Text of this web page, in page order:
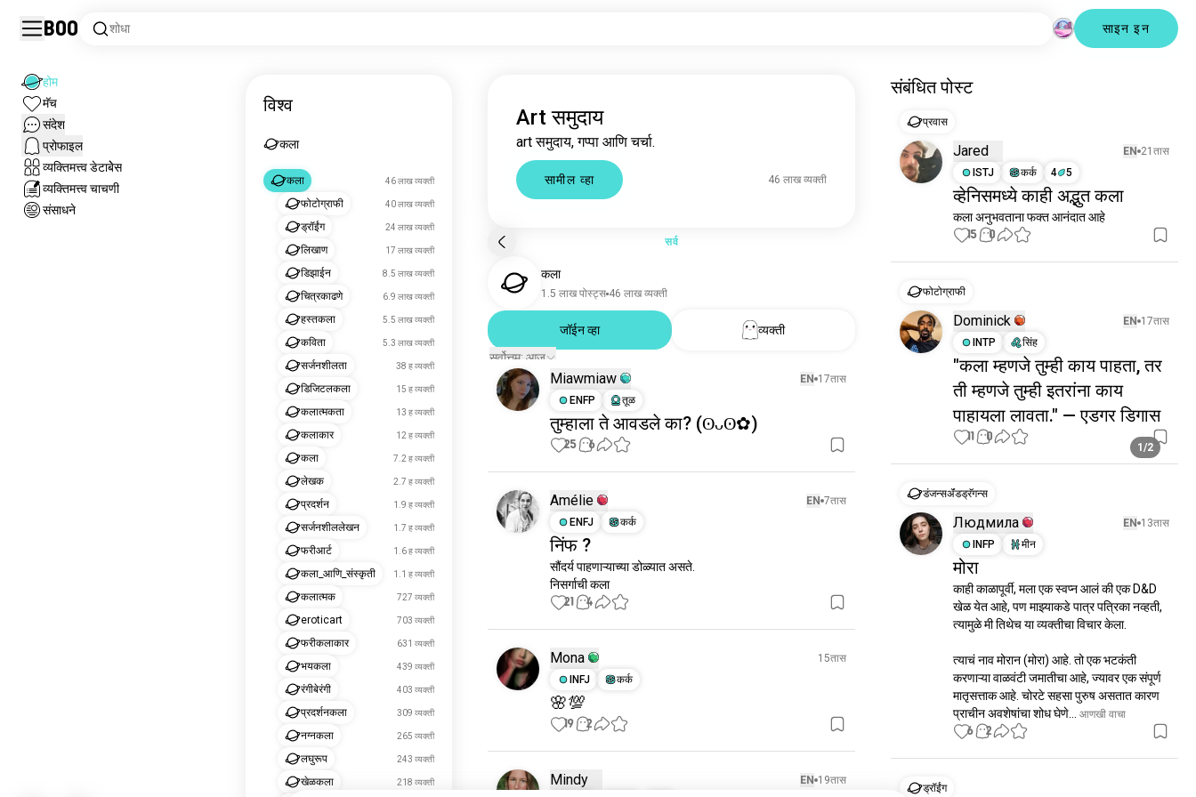
Boo शोधा साइन इन
होम
मॅच
संदेश
प्रोफाइल
व्यक्तिमत्त्व डेटाबेेस
व्यक्तिमत्त्व चाचणी
संसाधने
विश्व
कला
कला 46 लाख व्यक्ती
फोटोग्राफी 40 लाख व्यक्ती
ड्रॉईंग 24 लाख व्यक्ती
लिखाण 17 लाख व्यक्ती
डिझाईन 8.5 लाख व्यक्ती
चित्रकाढणे 6.9 लाख व्यक्ती
हस्तकला 5.5 लाख व्यक्ती
कविता 5.3 लाख व्यक्ती
सर्जनशीलता 38 ह व्यक्ती
डिजिटलकला 15 ह व्यक्ती
कलात्मकता 13 ह व्यक्ती
कलाकार 12 ह व्यक्ती
कला 7.2 ह व्यक्ती
लेखक 2.7 ह व्यक्ती
प्रदर्शन 1.9 ह व्यक्ती
सर्जनशीललेखन 1.7 ह व्यक्ती
फरीआर्ट 1.6 ह व्यक्ती
कला_आणि_संस्कृती 1.1 ह व्यक्ती
कलात्मक 727 व्यक्ती
eroticart 703 व्यक्ती
फरीकलाकार 631 व्यक्ती
भयकला 439 व्यक्ती
रंगीबेरंगी 403 व्यक्ती
प्रदर्शनकला 309 व्यक्ती
नग्नकला 265 व्यक्ती
लघुरूप 243 व्यक्ती
खेळकला 218 व्यक्ती
Art समुदाय
art समुदाय, गप्पा आणि चर्चा.
सामील व्हा 46 लाख व्यक्ती
सर्व
कला
1.5 लाख पोस्ट्स 46 लाख व्यक्ती
जॉईन व्हा
व्यक्ती
सर्वोत्तम: आज
Miawmiaw EN 17तास
ENFP
तूळ
तुम्हाला ते आवडले का? (ʘᴗʘ✿)
25 6
Amélie EN 7तास
ENFJ
कर्क
निंफ ?
सौंदर्य पाहणाऱ्याच्या डोळ्यात असते.
निसर्गाची कला
21 4
Mona
15तास
INFJ
कर्क
🌸💯
19 2
Mindy EN 19तास
संबंधित पोस्ट
प्रवास
Jared EN 21तास
ISTJ
कर्क 4 5
व्हेनिसमध्ये काही अद्भुत कला
कला अनुभवताना फक्त आनंदात आहे
15 0
फोटोग्राफी
Dominick EN 17तास
INTP
सिंह
"कला म्हणजे तुम्ही काय पाहता, तर
ती म्हणजे तुम्ही इतरांना काय
पाहायला लावता." — एडगर डिगास
1/2
11 0
डंजन्सॲंडड्रॅगन्स
Людмила EN 13तास
INFP
मीन
मोरा
काही काळापूर्वी, मला एक स्वप्न आलं की एक D&D
खेळ येत आहे, पण माझ्याकडे पात्र पत्रिका नव्हती,
त्यामुळे मी तिथेच या व्यक्तीचा विचार केला.
त्याचं नाव मोरान (मोरा) आहे. तो एक भटकंती
करणाऱ्या वाळवंटी जमातीचा आहे, ज्यावर एक संपूर्ण
मातृसत्ताक आहे. चोरटे सहसा पुरुष असतात कारण
प्राचीन अवशेषांचा शोध घेणे...
आणखी वाचा
6 2
ड्रॉईंग